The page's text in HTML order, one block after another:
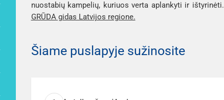
nuostabių kampelių, kuriuos verta aplankyti ir ištyrinėti.
GRŪDA gidas Latvijos regione.
Šiame puslapyje sužinosite